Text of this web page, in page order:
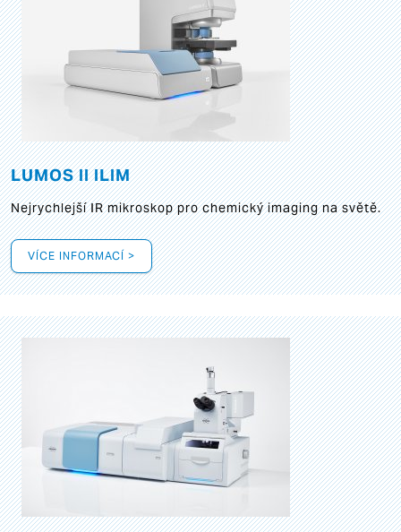
LUMOS II ILIM
Nejrychlejší IR mikroskop pro chemický imaging na světě.
VÍCE INFORMACÍ >